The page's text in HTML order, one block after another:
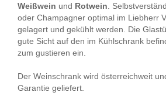
Weißwein und Rotwein.
oder Champagner optimal im Liebherr
gelagert und gekühlt werden. Die
gute Sicht auf den im Kühlschrank
zum gustieren ein.
Der Weinschrank wird österreichweit
Garantie geliefert.